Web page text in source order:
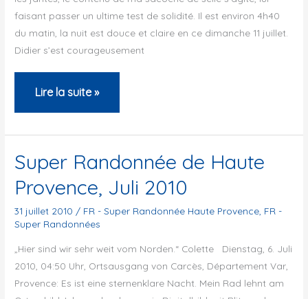
faisant passer un ultime test de solidité. Il est environ 4h40
du matin, la nuit est douce et claire en ce dimanche 11 juillet.
Didier s’est courageusement
Super
Randonnée
Haute
Lire la suite »
Super Randonnée de Haute
Provence, Juli 2010
31 juillet 2010 / FR - Super Randonnée Haute Provence FR -
Super Randonnées
„Hier sind wir sehr weit vom Norden.“ Colette Dienstag, 6. Juli
2010, 04:50 Uhr, Ortsausgang von Carcès, Département Var,
Provence: Es ist eine sternenklare Nacht. Mein Rad lehnt am